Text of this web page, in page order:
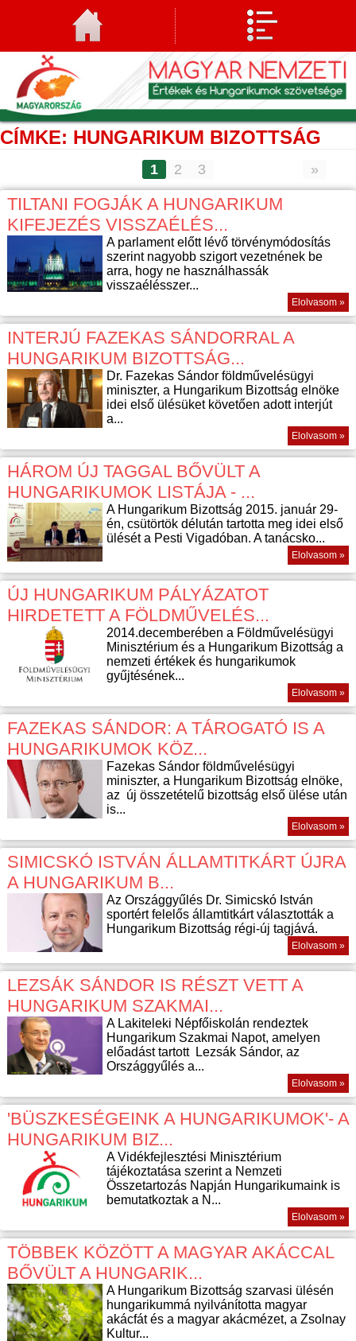
CÍMKE: HUNGARIKUM BIZOTTSÁG
1 2 3 »
TILTANI FOGJÁK A HUNGARIKUM
KIFEJEZÉS VISSZAÉLÉS...
A parlament előtt lévő törvénymódosítás
szerint nagyobb szigort vezetnének be
arra, hogy ne használhassák
visszaélésszer...
Elolvasom »
INTERJÚ FAZEKAS SÁNDORRAL A
HUNGARIKUM BIZOTTSÁG...
Dr. Fazekas Sándor földművelésügyi
miniszter, a Hungarikum Bizottság elnöke
idei első ülésüket követően adott interjút
a...
Elolvasom »
HÁROM ÚJ TAGGAL BŐVÜLT A
HUNGARIKUMOK LISTÁJA - ...
A Hungarikum Bizottság 2015. január 29-
én, csütörtök délután tartotta meg idei első
ülését a Pesti Vigadóban. A tanácsko...
Elolvasom »
ÚJ HUNGARIKUM PÁLYÁZATOT
HIRDETETT A FÖLDMŰVELÉS...
2014.decemberében a Földművelésügyi
Minisztérium és a Hungarikum Bizottság a
nemzeti értékek és hungarikumok
gyűjtésének...
Elolvasom »
FAZEKAS SÁNDOR: A TÁROGATÓ IS A
HUNGARIKUMOK KÖZ...
Fazekas Sándor földművelésügyi
miniszter, a Hungarikum Bizottság elnöke,
az új összetételű bizottság első ülése után
is...
Elolvasom »
SIMICSKÓ ISTVÁN ÁLLAMTITKÁRT ÚJRA
A HUNGARIKUM B...
Az Országgyűlés Dr. Simicskó István
sportért felelős államtitkárt választották a
Hungarikum Bizottság régi-új tagjává.
Elolvasom »
LEZSÁK SÁNDOR IS RÉSZT VETT A
HUNGARIKUM SZAKMAI...
A Lakiteleki Népfőiskolán rendeztek
Hungarikum Szakmai Napot, amelyen
előadást tartott Lezsák Sándor, az
Országgyűlés a...
Elolvasom »
'BÜSZKESÉGEINK A HUNGARIKUMOK'- A
HUNGARIKUM BIZ...
A Vidékfejlesztési Minisztérium
tájékoztatása szerint a Nemzeti
Összetartozás Napján Hungarikumaink is
bemutatkoztak a N...
Elolvasom »
TÖBBEK KÖZÖTT A MAGYAR AKÁCCAL
BŐVÜLT A HUNGARIK...
A Hungarikum Bizottság szarvasi ülésén
hungarikummá nyilvánította magyar
akácfát és a magyar akácmézet, a Zsolnay
Kultur...